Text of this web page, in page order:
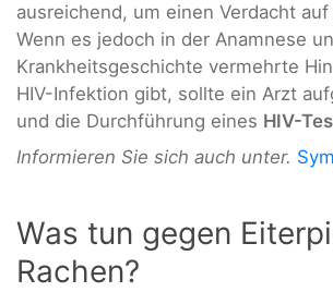
ausreichend, um einen Verdacht auf
Wenn es jedoch in der Anamnese
Krankheitsgeschichte vermehrte
HIV-Infektion gibt, sollte ein Arzt
und die Durchführung eines HIV-
Informieren Sie sich auch unter.
Was tun gegen
Rachen?